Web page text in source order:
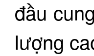
đầu
lượng